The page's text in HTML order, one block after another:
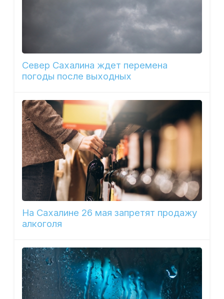
Север Сахалина ждет перемена
погоды после выходных
На Сахалине 26 мая запретят продажу
алкоголя